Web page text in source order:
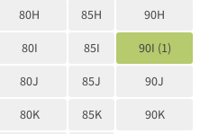
80H 85H 90H
80I 85I 90I (1)
80J 85J 90J
80K 85K 90K